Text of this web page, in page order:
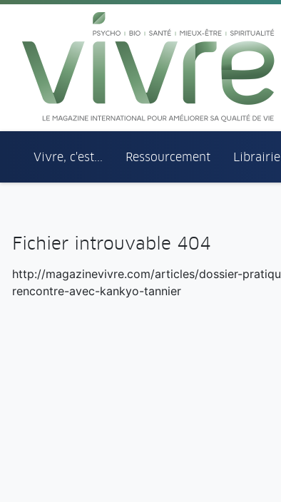
Aller au menu principal
Aller au contenu principal
Vivre, c'est... Ressourcement Librairie
Fichier introuvable 404
http://magazinevivre.com/articles/dossier-
rencontre-avec-kankyo-tannier